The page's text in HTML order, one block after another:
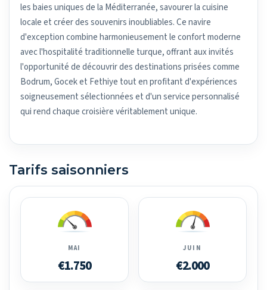
les baies uniques de la Méditerranée, savourer la cuisine
locale et créer des souvenirs inoubliables. Ce navire
d'exception combine harmonieusement le confort moderne
avec l'hospitalité traditionnelle turque, offrant aux invités
l'opportunité de découvrir des destinations prisées comme
Bodrum, Gocek et Fethiye tout en profitant d'expériences
soigneusement sélectionnées et d'un service personnalisé
qui rend chaque croisière véritablement unique.
Tarifs saisonniers
MAI
€1.750
JUIN
€2.000